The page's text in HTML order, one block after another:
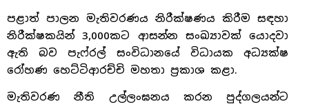
පළාත් පාලන මැතිවරණය නිරීක්ෂණය කිරීම සඳහා
නිරීක්ෂකයින් 3,000කට ආසන්න සංඛ්‍යාවක් යොදවා
ඇති බව පැෆ්රල් සංවිධානයේ විධායක අධ්‍යක්ෂ
රෝහණ හෙට්ටිආරච්චි මහතා ප්‍රකාශ කළා.
මැතිවරණ නීති උල්ලංඝනය කරන පුද්ගලයන්ට